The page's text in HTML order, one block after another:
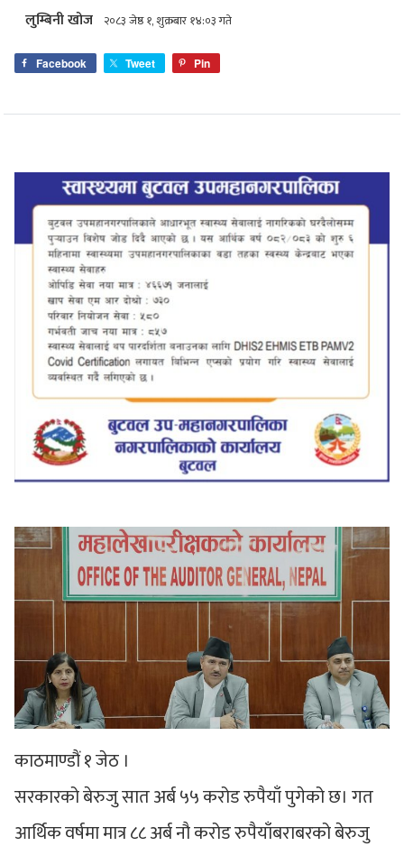
लुम्बिनी खोज २०८३ जेष्ठ १, शुक्रबार १४:०३ गते
Facebook Tweet Pin
काठमाण्डौं १ जेठ ।
सरकारको बेरुजु सात अर्ब ५५ करोड रुपैयाँ पुगेको छ। गत
आर्थिक वर्षमा मात्र ८८ अर्ब नौ करोड रुपैयाँबराबरको बेरुजु